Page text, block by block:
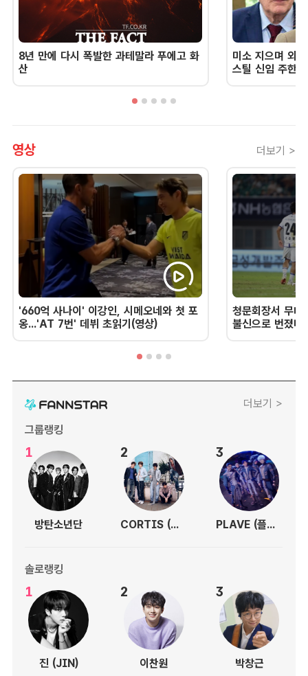
8년 만에 다시 폭발한 과테말라 푸에고 화
산
미소 지으며 외
스틸 신임 주한
영상 더보기 >
'660억 사나이' 이강인, 시메오네와 첫 포
옹...'AT 7번' 데뷔 초읽기(영상)
청문회장서 무너
불신으로 번졌
더보기 >
그룹랭킹
1
방탄소년단
2
CORTIS (코르티스)
3
PLAVE (플레이브)
솔로랭킹
1
진 (JIN)
2
이찬원
3
박창근